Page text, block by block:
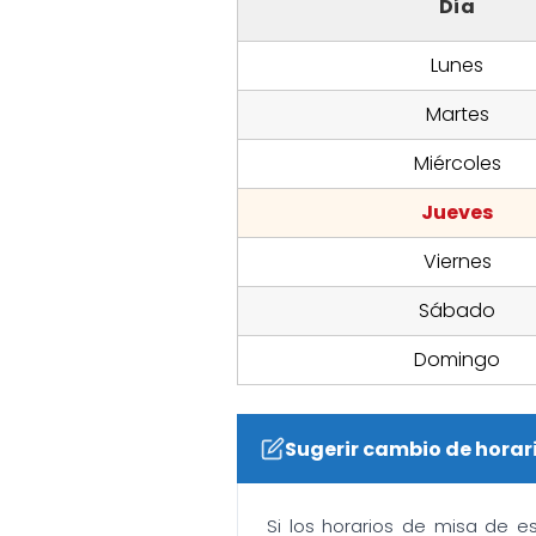
Día
Lunes
Martes
Miércoles
Jueves
Viernes
Sábado
Domingo
Sugerir cambio de
Si los horarios de misa de